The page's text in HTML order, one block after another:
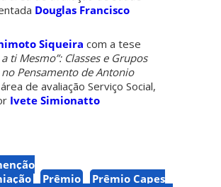
Douglas Francisco
Siqueira com a tese
a ti Mesmo”: Classes e Grupos
Pensamento de Antonio
de avaliação Serviço Social,
Ivete Simionatto
Prêmio
Prêmio Capes